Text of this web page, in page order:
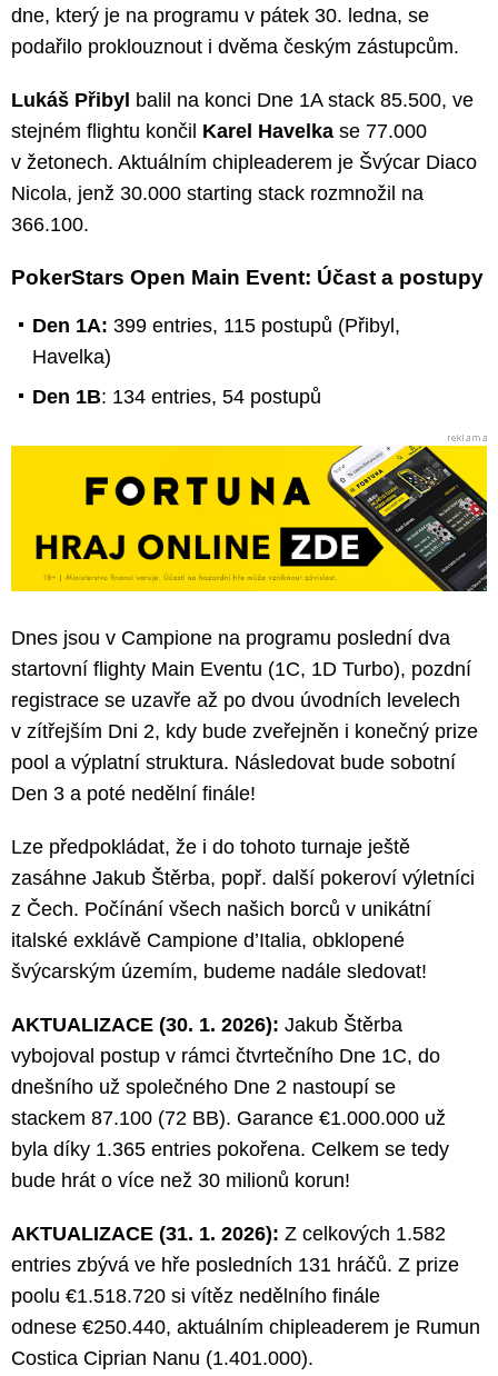
dne, který je na programu v pátek 30. ledna, se
podařilo proklouznout i dvěma českým zástupcům.
Lukáš Přibyl balil na konci Dne 1A stack 85.500, ve
stejném flightu končil Karel Havelka se 77.000
v žetonech. Aktuálním chipleaderem je Švýcar Diaco
Nicola, jenž 30.000 starting stack rozmnožil na
366.100.
PokerStars Open Main Event: Účast a postupy
Den 1A: 399 entries, 115 postupů (Přibyl,
Havelka)
Den 1B: 134 entries, 54 postupů
Dnes jsou v Campione na programu poslední dva
startovní flighty Main Eventu (1C, 1D Turbo), pozdní
registrace se uzavře až po dvou úvodních levelech
v zítřejším Dni 2, kdy bude zveřejněn i konečný prize
pool a výplatní struktura. Následovat bude sobotní
Den 3 a poté nedělní finále!
Lze předpokládat, že i do tohoto turnaje ještě
zasáhne Jakub Štěrba, popř. další pokeroví výletníci
z Čech. Počínání všech našich borců v unikátní
italské exklávě Campione d’Italia, obklopené
švýcarským územím, budeme nadále sledovat!
AKTUALIZACE (30. 1. 2026): Jakub Štěrba
vybojoval postup v rámci čtvrtečního Dne 1C, do
dnešního už společného Dne 2 nastoupí se
stackem 87.100 (72 BB). Garance €1.000.000 už
byla díky 1.365 entries pokořena. Celkem se tedy
bude hrát o více než 30 milionů korun!
AKTUALIZACE (31. 1. 2026): Z celkových 1.582
entries zbývá ve hře posledních 131 hráčů. Z prize
poolu €1.518.720 si vítěz nedělního finále
odnese €250.440, aktuálním chipleaderem je Rumun
Costica Ciprian Nanu (1.401.000).